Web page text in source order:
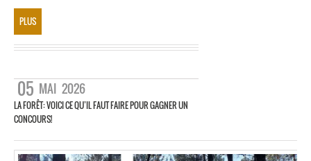
PLUS
05 MAI 2026
LA FORÊT: VOICI CE QU’IL FAUT FAIRE POUR GAGNER UN
CONCOURS!